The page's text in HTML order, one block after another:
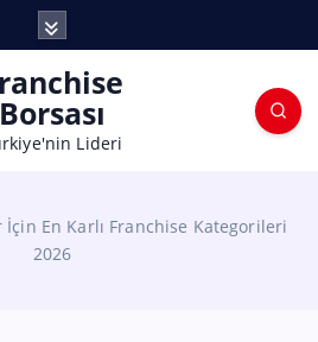
Borsası
Lideri
İçin En Karlı Franchise Kategorileri
2026